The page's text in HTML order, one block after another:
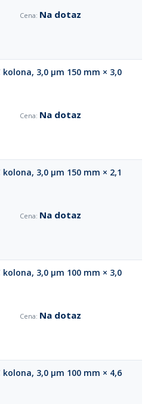
Na dotaz
kolona, 3,0 µm 150 mm × 3,0
Na dotaz
kolona, 3,0 µm 150 mm × 2,1
Na dotaz
kolona, 3,0 µm 100 mm × 3,0
Na dotaz
kolona, 3,0 µm 100 mm × 4,6